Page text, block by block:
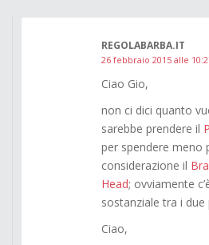
REGOLABARBA.IT
26 febbraio 2015 alle
Ciao Gio,
non ci dici quanto
sarebbe prendere il
per spendere meno
considerazione il
Head; ovviamente
sostanziale tra i
Ciao,